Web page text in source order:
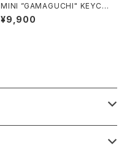
MINI ”GAMAGUCHI" KEYCH
AIN/3051#1/ミニがま口キーチ
ェーン
¥9,900